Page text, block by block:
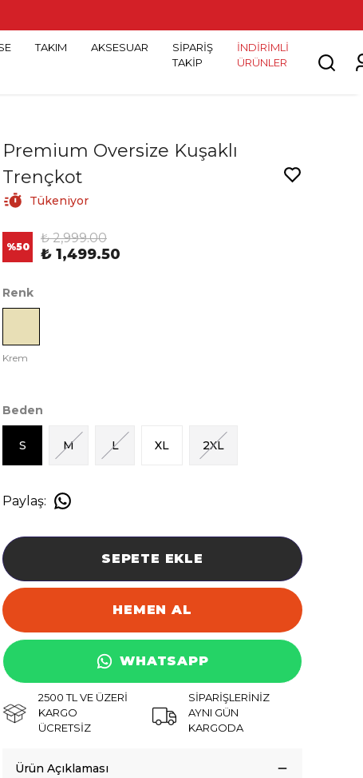
TAKIM AKSESUAR
SİPARİŞ
TAKİP
İNDİRİMLİ
ÜRÜNLER
Premium Oversize Kuşaklı
Trençkot
Tükeniyor
%50
₺ 2,999.00
₺ 1,499.50
Renk
Krem
Beden
S M L XL 2XL
Paylaş:
SEPETE EKLE
HEMEN AL
WHATSAPP
2500 TL VE ÜZERİ
KARGO
ÜCRETSİZ
SİPARİŞLERİNİZ
AYNI GÜN
KARGODA
Ürün Açıklaması